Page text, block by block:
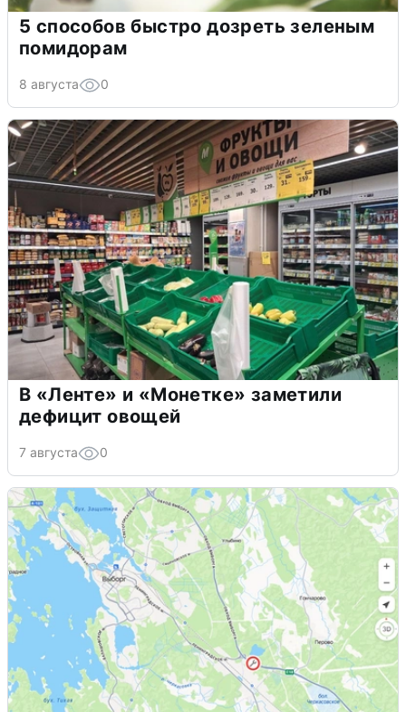
5 способов быстро дозреть зеленым
помидорам
8 августа 0
В «Ленте» и «Монетке» заметили
дефицит овощей
7 августа 0